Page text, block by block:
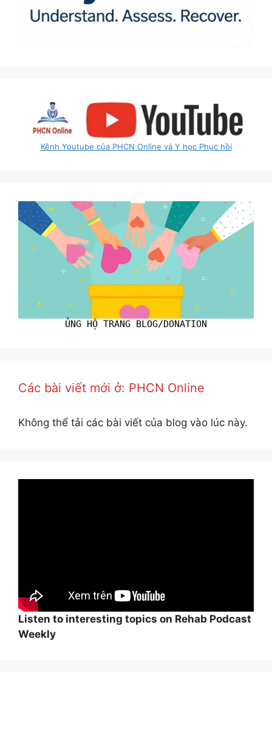
Kênh Youtube của PHCN Online và Y học Phục hồi
ỦNG HỘ TRANG BLOG/DONATION
Các bài viết mới ở: PHCN Online
Không thể tải các bài viết của blog vào lúc này.
Listen to interesting topics on Rehab Podcast
Weekly